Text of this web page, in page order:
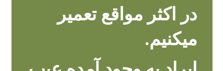
در اکثر مواقع تعمیر
میکنیم.